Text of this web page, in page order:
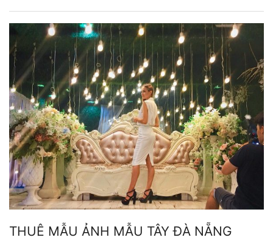
THUÊ MẪU ẢNH MẪU TÂY ĐÀ NẴNG